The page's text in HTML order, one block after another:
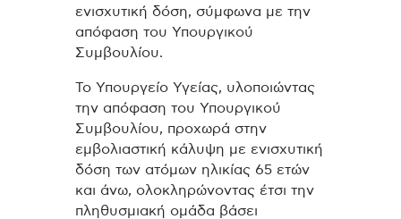
ενισχυτική δόση, σύμφωνα με την
απόφαση του Υπουργικού
Συμβουλίου.
Το Υπουργείο Υγείας, υλοποιώντας
την απόφαση του Υπουργικού
Συμβουλίου, προχωρά στην
εμβολιαστική κάλυψη με ενισχυτική
δόση των ατόμων ηλικίας 65 ετών
και άνω, ολοκληρώνοντας έτσι την
πληθυσμιακή ομάδα βάσει